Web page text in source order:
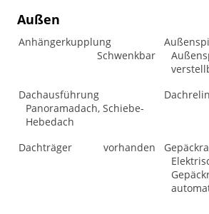
Außen
Anhängerkupplung
Schwenkbar
Dachausführung
Panoramadach, Schiebe-
Hebedach
Dachträger vorhanden